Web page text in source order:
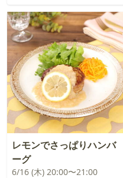
レモンでさっぱりハンバ
ーグ
6/16 (木) 20:00〜21:00